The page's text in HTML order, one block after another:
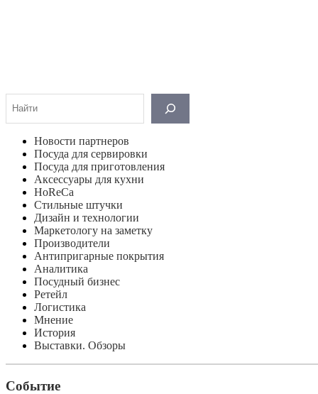
Новости партнеров
Посуда для сервировки
Посуда для приготовления
Аксессуары для кухни
HoReCa
Стильные штучки
Дизайн и технологии
Маркетологу на заметку
Производители
Антипригарные покрытия
Аналитика
Посудный бизнес
Ретейл
Логистика
Мнение
История
Выставки. Обзоры
Событие